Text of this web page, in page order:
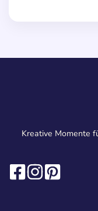
Kreative Momente